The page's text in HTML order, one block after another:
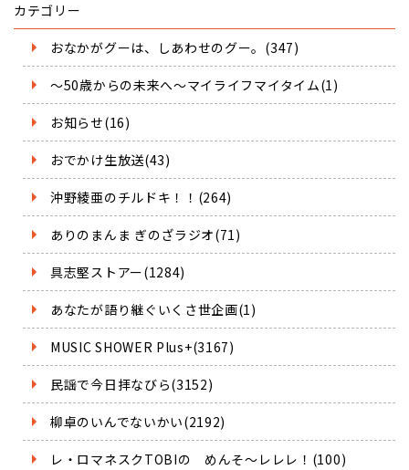
カテゴリー
おなかがグーは、しあわせのグー。(347)
～50歳からの未来へ～マイライフマイタイム(1)
お知らせ(16)
おでかけ生放送(43)
沖野綾亜のチルドキ！！(264)
ありのまんま ぎのざラジオ(71)
具志堅ストアー(1284)
あなたが語り継ぐいくさ世企画(1)
MUSIC SHOWER Plus+(3167)
民謡で今日拝なびら(3152)
柳卓のいんでないかい(2192)
レ・ロマネスクTOBIの めんそ～レレレ！(100)